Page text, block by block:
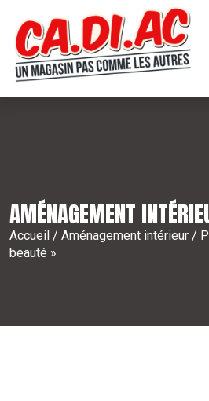
AMÉNAGEMENT
Accueil / Aménagement intérieur /
beauté »
Panneau de gestion des cookies